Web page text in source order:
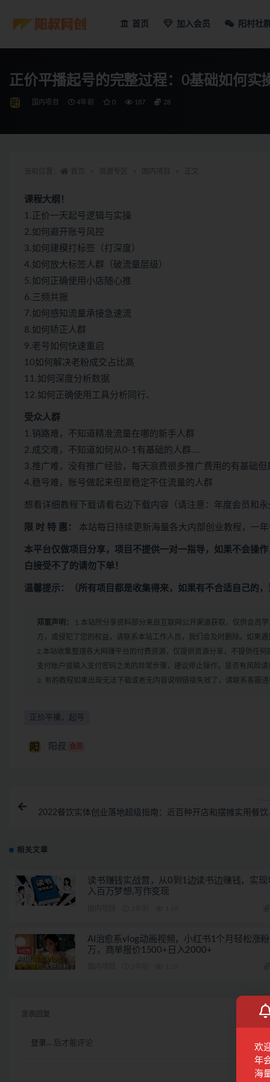
首页 加入会员 阳村社
正价平播起号的完整过程：0基础如何实
国内项目 4年前 0 187 28
课程大纲！
1.正价一天起号逻辑与实操
2.如何避开账号风控
3.如何建模打标签（打深度）
4.如何放大标签人群（破流量层级）
5.如何正确使用小店随心推
6.三频共振
7.如何感知流量承接急速流
8.如何矫正人群
9.老号如何快速重启
10如何解决老粉成交占比高
11.如何深度分析数据
12.如何正确使用工具分析同行、
受众人群
1.销路难，不知道精准流量在哪的新手人群
2.成交难，不知道如何从0-1有基础的人群.…
3.推广难，没有推广经验，每天浪费很多推广费用的有基础
4.稳号难，账号做起来但是稳定不住流量的人群
想看详细教程下载请看右边下载内容（请注意：年度会员和永
限 时 特 惠： 本站每日持续更新海量各大内部创业教程，一
本平台仅做项目分享，项目不提供一对一指导，如果不会操
白接受不了的请勿下单！
温馨提示：（所有项目都是收集得来，如果有不合适自己的
郑重声明：
1.本站所分享资料部分来自互联网公开渠道获取，仅供会员
方，或侵犯了您的权益，请联系本站工作人员，我们会及时删除。如果
2.本站收集整理各大网赚平台的付费资源，仅提供资源分享，不提供任
支付账户或输入支付密码之类的异常步骤，建议停止操作，是否有风险请
3. 有的教程如果出现无法下载或者无内容说明链接失效了，请联系客服进
正价平播，起号
阳叔 会员
2022餐饮实体创业落地超级指南：近百种开店和摆摊实用餐饮
相关文章
读书赚钱实战营，从0到1边读书边赚钱，实现
入百万梦想,写作变现
AI治愈系vlog动画视频，小红书1个月轻松涨
万，商单报价1500+日入2000+
登录... 后才能评论
欢
年
海